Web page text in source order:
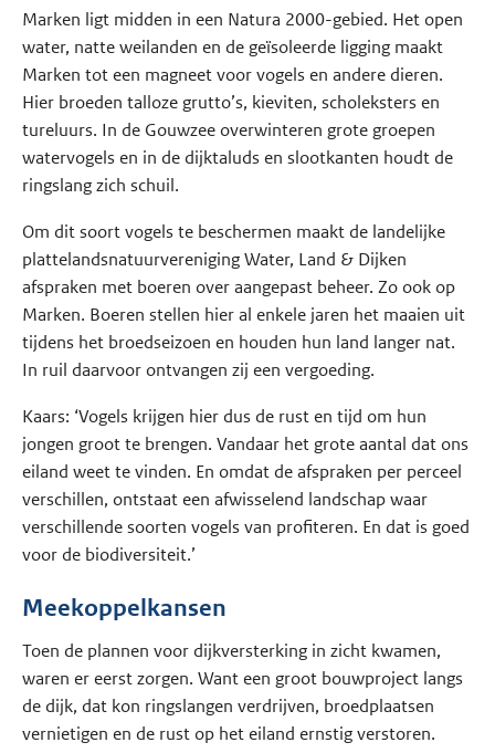
Marken ligt midden in een Natura 2000-gebied. Het open
water, natte weilanden en de geïsoleerde ligging maakt
Marken tot een magneet voor vogels en andere dieren.
Hier broeden talloze grutto’s, kieviten, scholeksters en
tureluurs. In de Gouwzee overwinteren grote groepen
watervogels en in de dijktaluds en slootkanten houdt de
ringslang zich schuil.
Om dit soort vogels te beschermen maakt de landelijke
plattelandsnatuurvereniging Water, Land & Dijken
afspraken met boeren over aangepast beheer. Zo ook op
Marken. Boeren stellen hier al enkele jaren het maaien uit
tijdens het broedseizoen en houden hun land langer nat.
In ruil daarvoor ontvangen zij een vergoeding.
Kaars: ‘Vogels krijgen hier dus de rust en tijd om hun
jongen groot te brengen. Vandaar het grote aantal dat ons
eiland weet te vinden. En omdat de afspraken per perceel
verschillen, ontstaat een afwisselend landschap waar
verschillende soorten vogels van profiteren. En dat is goed
voor de biodiversiteit.’
Meekoppelkansen
Toen de plannen voor dijkversterking in zicht kwamen,
waren er eerst zorgen. Want een groot bouwproject langs
de dijk, dat kon ringslangen verdrijven, broedplaatsen
vernietigen en de rust op het eiland ernstig verstoren.